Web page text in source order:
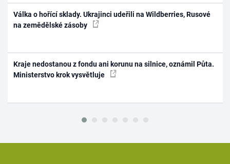
Válka o hořící sklady. Ukrajinci udeřili na Wildberries, Rusové
na zemědělské zásoby
Kraje nedostanou z fondu ani korunu na silnice, oznámil Půta.
Ministerstvo krok vysvětluje